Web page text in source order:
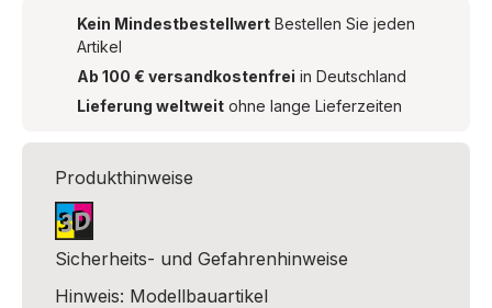
Kein Mindestbestellwert Bestellen Sie jeden
Artikel
Ab 100 € versandkostenfrei in Deutschland
Lieferung weltweit ohne lange Lieferzeiten
Produkthinweise
Sicherheits- und Gefahrenhinweise
Hinweis: Modellbauartikel